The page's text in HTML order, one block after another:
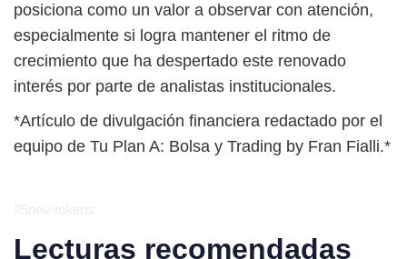
posiciona como un valor a observar con atención,
especialmente si logra mantener el ritmo de
crecimiento que ha despertado este renovado
interés por parte de analistas institucionales.
*Artículo de divulgación financiera redactado por el
equipo de Tu Plan A: Bolsa y Trading by Fran Fialli.*
Lecturas recomendadas